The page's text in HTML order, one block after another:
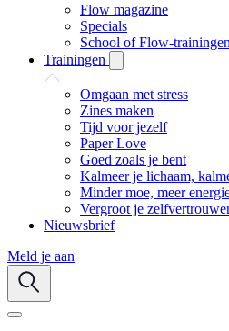
Flow magazine
Specials
School of Flow-trainingen
Trainingen
Omgaan met stress
Zines maken
Tijd voor jezelf
Paper Love
Goed zoals je bent
Kalmeer je lichaam,
Minder moe, meer
Vergroot je
Nieuwsbrief
Meld je aan